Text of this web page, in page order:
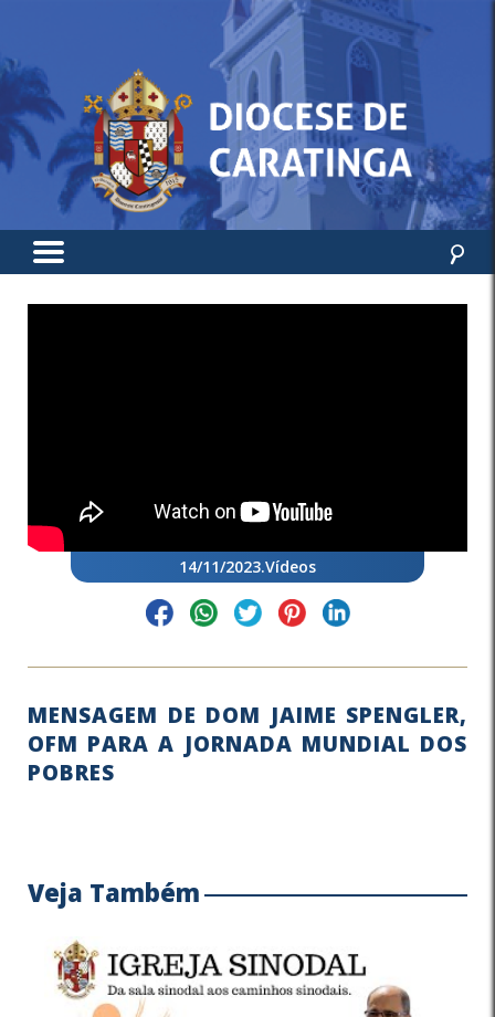
14/11/2023.Vídeos
MENSAGEM DE DOM JAIME SPENGLER,
OFM PARA A JORNADA MUNDIAL DOS
POBRES
Veja Também